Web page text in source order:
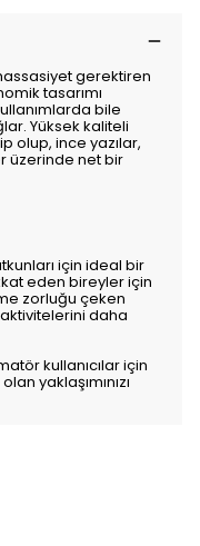
gerektiren
tasarımı
bile
Yüksek kaliteli
olup, ince yazılar,
üzerinde net bir
için ideal bir
eden bireyler için
zorluğu çeken
daha
kullanıcılar için
yaklaşımınızı